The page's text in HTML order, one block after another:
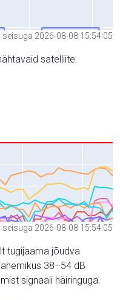
2026-08-08 15:54:05
satelliite.
2026-08-08 15:54:05
tugijaama jõudva
38–54 dB
signaali häiringuga.